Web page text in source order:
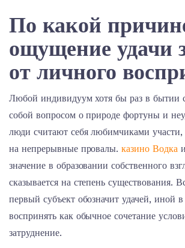
По какой
ощущение удачи
от личного
Любой индивидуум хотя бы раз в бытии
собой вопросом о природе фортуны и
люди считают себя любимчиками
на непрерывные провалы.казино Водка
значение в образовании собственного
сказывается на степень существования.
первый субъект обозначит удачей, иной
воспринять как обычное сочетание
затруднение.